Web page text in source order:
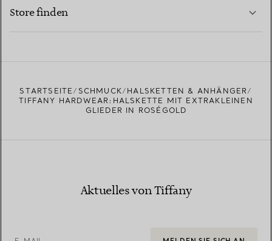
Store finden
STARTSEITE SCHMUCK
HALSKETTEN & ANHÄNGER
TIFFANY HARDWEAR:HALSKETTE MIT EXTRAKLEINEN
GLIEDER IN ROSÉGOLD
Aktuelles von Tiffany